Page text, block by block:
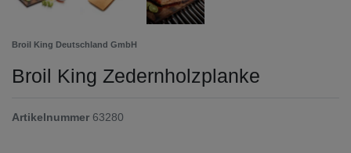
Broil King Deutschland GmbH
Broil King Zedernholzplanke
Artikelnummer 63280